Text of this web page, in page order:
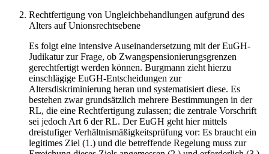
Rechtfertigung von Ungleichbehandlungen aufgrund des
Alters auf Unionsrechtsebene
Es folgt eine intensive Auseinandersetzung mit der EuGH-
Judikatur zur Frage, ob Zwangspensionierungsgrenzen
gerechtfertigt werden können. Burgmann zieht hierzu
einschlägige EuGH-Entscheidungen zur
Altersdiskriminierung heran und systematisiert diese. Es
bestehen zwar grundsätzlich mehrere Bestimmungen in der
RL, die eine Rechtfertigung zulassen; die zentrale Vorschrift
sei jedoch Art 6 der RL. Der EuGH geht hier mittels
dreistufiger Verhältnismäßigkeitsprüfung vor: Es braucht ein
legitimes Ziel (1.) und die betreffende Regelung muss zur